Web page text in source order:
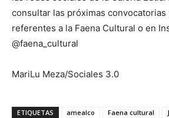
consultar las próximas convocatorias
referentes a la Faena Cultural o en
@faena_cultural
MariLu Meza/Sociales 3.0
ETIQUETAS amealco Faena cultural